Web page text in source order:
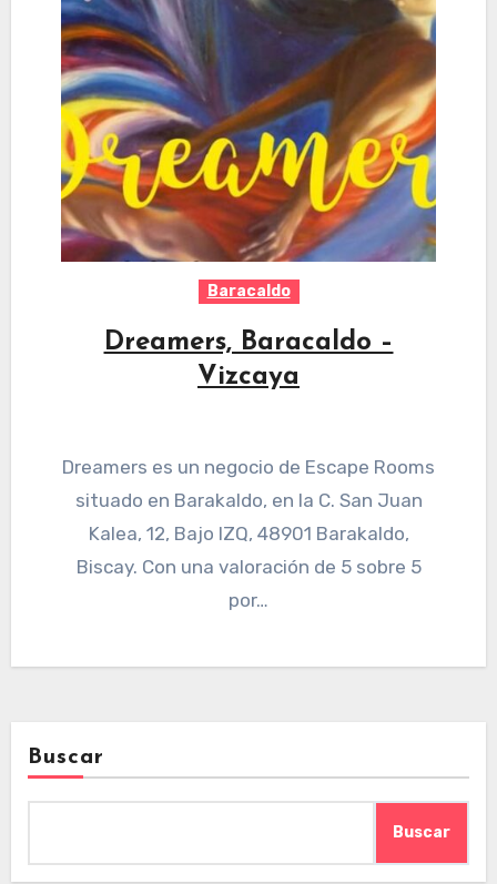
Baracaldo
Dreamers, Baracaldo –
Vizcaya
Dreamers es un negocio de Escape Rooms
situado en Barakaldo, en la C. San Juan
Kalea, 12, Bajo IZQ, 48901 Barakaldo,
Biscay. Con una valoración de 5 sobre 5
por…
Buscar
Buscar